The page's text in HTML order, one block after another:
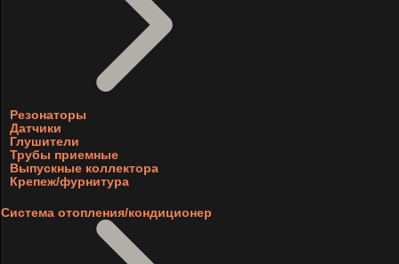
Резонаторы
Датчики
Глушители
Трубы приемные
Выпускные коллектора
Крепеж/фурнитура
Система отопления/кондиционер